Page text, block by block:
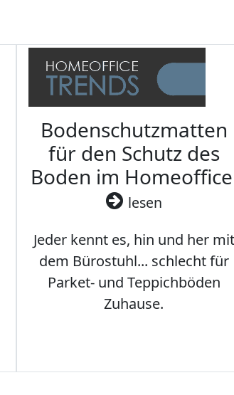
Bodenschutzmatten
für den Schutz des
Boden im Homeoffice
lesen
Jeder kennt es, hin und her mit
dem Bürostuhl... schlecht für
Parket- und Teppichböden
Zuhause.